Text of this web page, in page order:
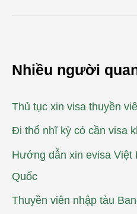
Nhiều người
Thủ tục xin visa thuyền
Đi thổ nhĩ kỳ có cần visa
Hướng dẫn xin evisa Việt
Quốc
Thuyền viên nhập tàu